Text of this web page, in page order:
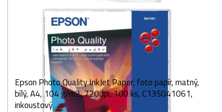
Epson Photo Quality InkJet Paper, foto papír, matný,
bílý, A4, 104 g/m2, 720dpi, 100 ks, C13S041061,
inkoustový